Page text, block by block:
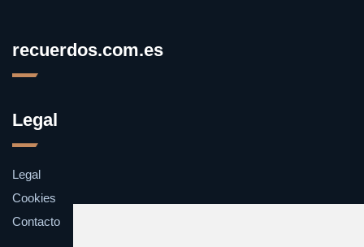
recuerdos.com.es
Legal
Legal
Cookies
Contacto